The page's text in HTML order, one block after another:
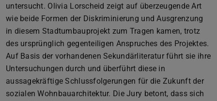
untersucht. Olivia Lorscheid zeigt auf überzeugende Art
wie beide Formen der Diskriminierung und Ausgrenzung
in diesem Stadtumbauprojekt zum Tragen kamen, trotz
des ursprünglich gegenteiligen Anspruches des Projektes.
Auf Basis der vorhandenen Sekundärliteratur führt sie ihre
Untersuchungen durch und überführt diese in
aussagekräftige Schlussfolgerungen für die Zukunft der
sozialen Wohnbauarchitektur. Die Jury betont, dass sich